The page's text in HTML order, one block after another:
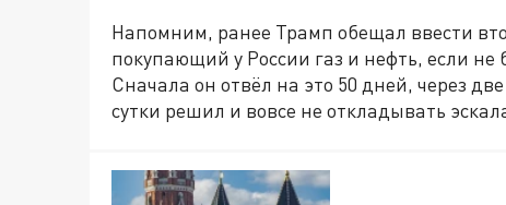
Напомним, ранее Трамп обещал ввести
покупающий у России газ и нефть, если не
Сначала он отвёл на это 50 дней, через
сутки решил и вовсе не откладывать